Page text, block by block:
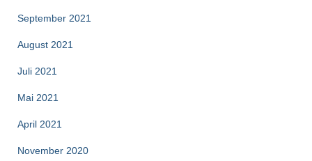
September 2021
August 2021
Juli 2021
Mai 2021
April 2021
November 2020